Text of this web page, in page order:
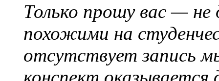
Только прошу вас — не
похожими на
отсутствует запись
конспект оказывается